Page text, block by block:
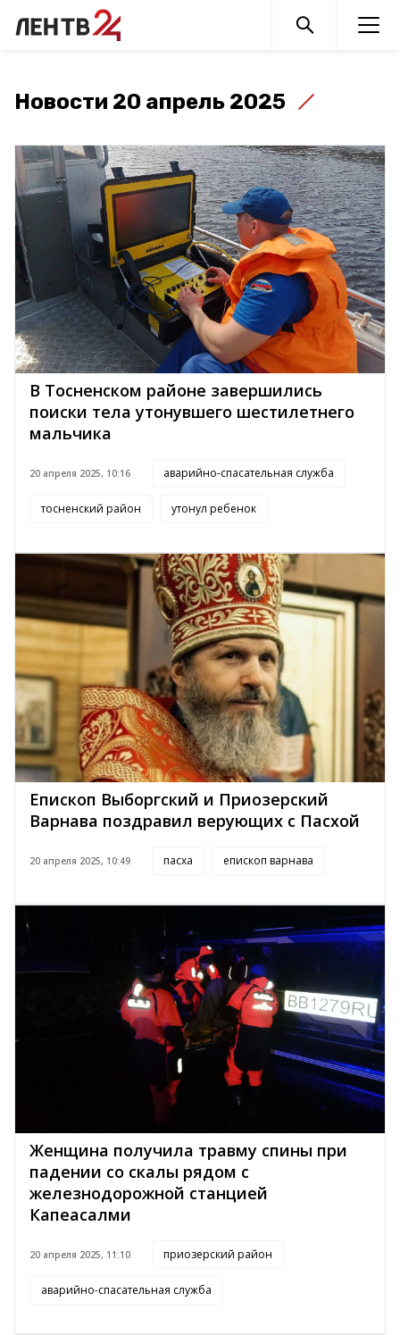
Новости 20 апрель 2025
В Тосненском районе завершились
поиски тела утонувшего шестилетнего
мальчика
20 апреля 2025, 10:16 аварийно-спасательная служба
тосненский район утонул ребенок
Епископ Выборгский и Приозерский
Варнава поздравил верующих с Пасхой
20 апреля 2025, 10:49 пасха епископ варнава
Женщина получила травму спины при
падении со скалы рядом с
железнодорожной станцией
Капеасалми
20 апреля 2025, 11:10 приозерский район
аварийно-спасательная служба